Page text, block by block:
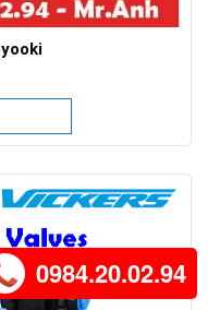
0984.20.02.94